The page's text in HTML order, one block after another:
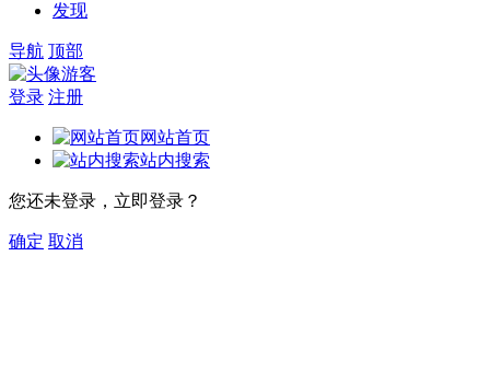
发现
导航 顶部
游客
登录 注册
网站首页
站内搜索
您还未登录，立即登录？
确定 取消